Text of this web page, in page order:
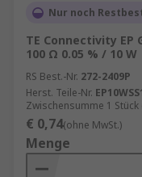
Nur noch
TE Connectivity
100 Ω 0.05 % / 10 W
RS Best.-Nr. 272-2409P
Herst. Teile-Nr.
Zwischensumme 1
€ 0,74(ohne MwSt.)
Menge